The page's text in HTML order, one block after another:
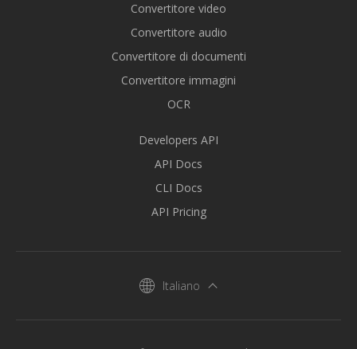
Convertitore video
Convertitore audio
Convertitore di documenti
Convertitore immagini
OCR
Developers API
API Docs
CLI Docs
API Pricing
Italiano